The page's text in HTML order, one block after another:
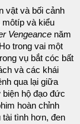
vật và bối cảnh
và kiểu
Vengeance năm
trong vai một
vụ bắt cóc bất
và các khái
qua lại giữa
hộ đạo đức
hoàn chỉnh
tình hơn, đen